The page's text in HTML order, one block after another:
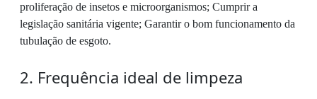
proliferação de insetos e microorganismos; Cumprir a
legislação sanitária vigente; Garantir o bom funcionamento da
tubulação de esgoto.
2. Frequência ideal de limpeza